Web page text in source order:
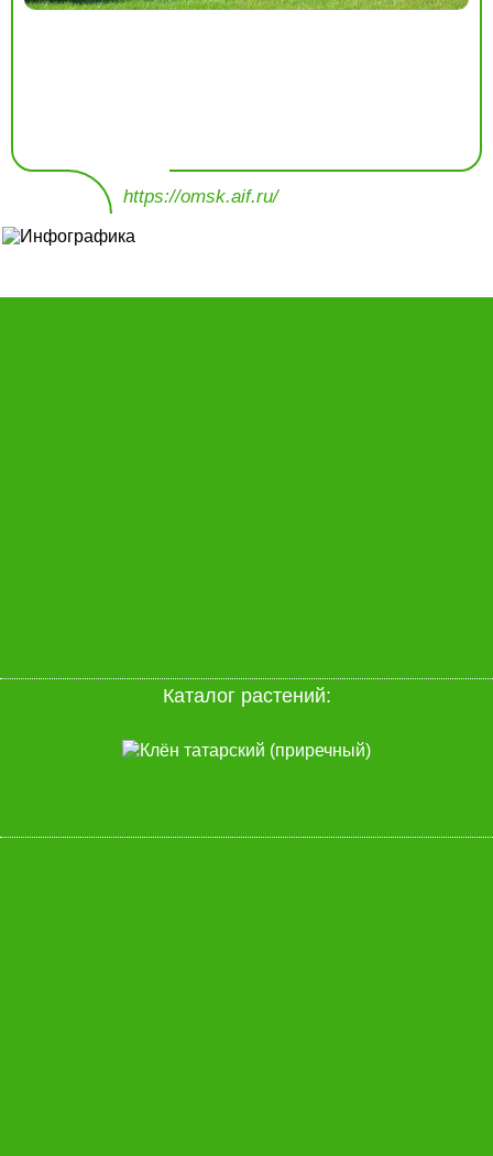
https://omsk.aif.ru/
Каталог растений: